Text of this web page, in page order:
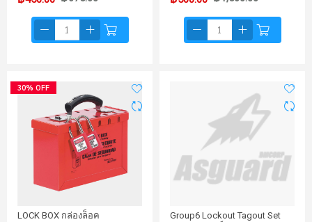
30% OFF
LOCK BOX กล่องล็อค
Group6 Lockout Tagout Set